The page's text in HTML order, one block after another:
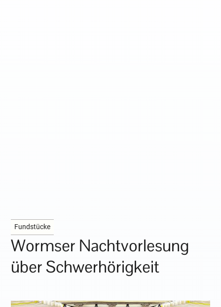
Fundstücke
Wormser Nachtvorlesung
über Schwerhörigkeit